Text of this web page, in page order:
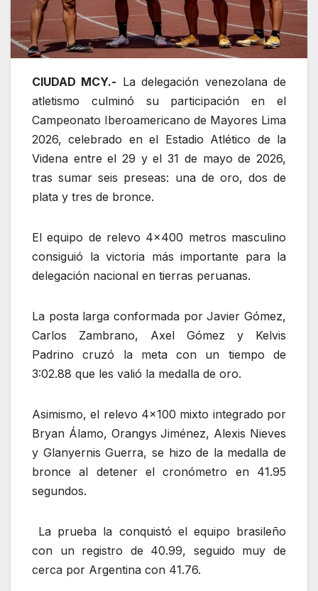
CIUDAD MCY.- La delegación venezolana de
atletismo culminó su participación en el
Campeonato Iberoamericano de Mayores Lima
2026, celebrado en el Estadio Atlético de la
Videna entre el 29 y el 31 de mayo de 2026,
tras sumar seis preseas: una de oro, dos de
plata y tres de bronce.
El equipo de relevo 4×400 metros masculino
consiguió la victoria más importante para la
delegación nacional en tierras peruanas.
La posta larga conformada por Javier Gómez,
Carlos Zambrano, Axel Gómez y Kelvis
Padrino cruzó la meta con un tiempo de
3:02.88 que les valió la medalla de oro.
Asimismo, el relevo 4×100 mixto integrado por
Bryan Álamo, Orangys Jiménez, Alexis Nieves
y Glanyernis Guerra, se hizo de la medalla de
bronce al detener el cronómetro en 41.95
segundos.
La prueba la conquistó el equipo brasileño
con un registro de 40.99, seguido muy de
cerca por Argentina con 41.76.